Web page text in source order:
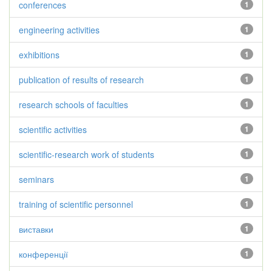
1
conferences
1
engineering activities
1
exhibitions
1
publication of results of research
1
research schools of faculties
1
scientific activities
1
scientific-research work of students
1
seminars
1
training of scientific personnel
1
виставки
1
конференції